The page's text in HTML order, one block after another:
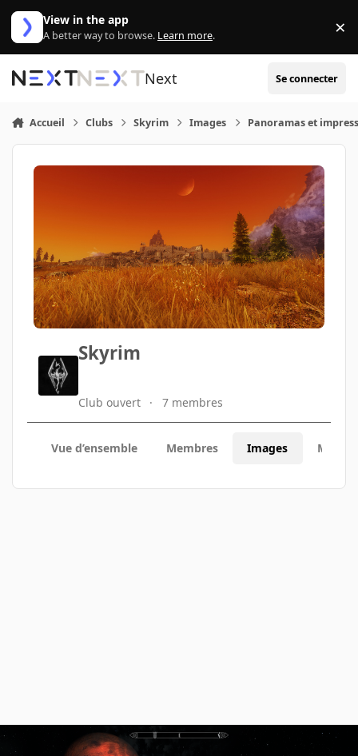
Aller au contenu
View in the app
A better way to browse. Learn more. ×
Next Se connecter
Accueil Clubs Skyrim Images Panoramas et
Skyrim
Club ouvert 7 membres
Vue d’ensemble Membres Images